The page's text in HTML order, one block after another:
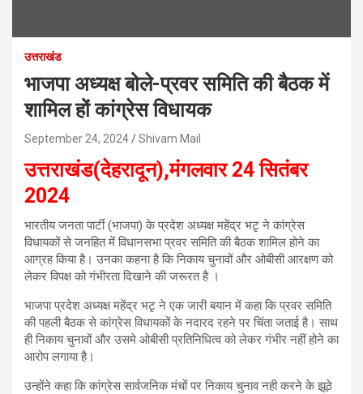
उत्तराखंड
भाजपा अध्यक्ष बोले-प्रवर समिति की बैठक में
शामिल हों कांग्रेस विधायक
September 24, 2024 Shivam Mail
उत्तराखंड(देहरादून),मंगलवार 24 सितंबर
2024
भारतीय जनता पार्टी (भाजपा) के प्रदेश अध्यक्ष महेंद्र भटृ ने कांग्रेस
विधायकों से जनहित में विधानसभा प्रवर समिति की बैठक शामिल होने का
आग्रह किया है। उनका कहना है कि निकाय चुनावों और ओबीसी आरक्षण को
लेकर विपक्ष को गंभीरता दिखाने की जरूरत है ।
भाजपा प्रदेश अध्यक्ष महेंद्र भटृ ने एक जारी बयान में कहा कि प्रवर समिति
की पहली बैठक से कांग्रेस विधायकों के नदारद रहने पर चिंता जताई है। साथ
ही निकाय चुनावों और उसमे ओबीसी प्रतिनिधित्व को लेकर गंभीर नहीं होने का
आरोप लगाया है।
उन्होंने कहा कि कांग्रेस सार्वजनिक मंचों पर निकाय चुनाव नही करने के झूठे